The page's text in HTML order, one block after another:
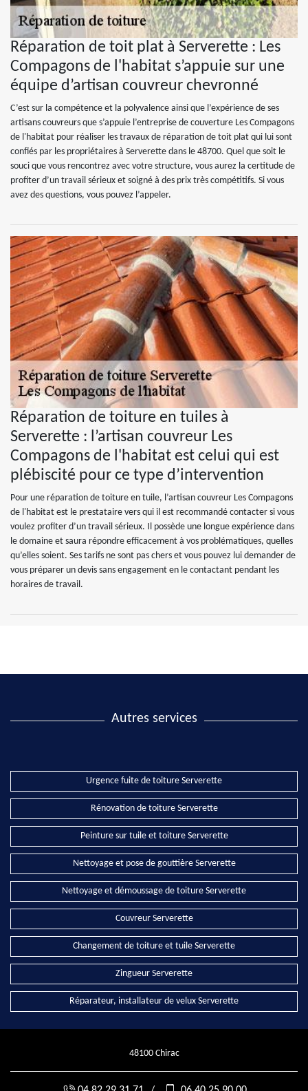
Réparation de toit plat à Serverette : Les
Compagons de l'habitat s’appuie sur une
équipe d’artisan couvreur chevronné
C’est sur la compétence et la polyvalence ainsi que l’expérience de ses
artisans couvreurs que s’appuie l’entreprise de couverture Les Compagons
de l'habitat pour réaliser les travaux de réparation de toit plat qui lui sont
confiés par les propriétaires à Serverette dans le 48700. Quel que soit le
souci que vous rencontrez avec votre structure, vous aurez la certitude de
profiter d’un travail sérieux et soigné à des prix très compétitifs. Si vous
avez des questions, vous pouvez l’appeler.
Réparation de toiture en tuiles à
Serverette : l’artisan couvreur Les
Compagons de l'habitat est celui qui est
plébiscité pour ce type d’intervention
Pour une réparation de toiture en tuile, l’artisan couvreur Les Compagons
de l'habitat est le prestataire vers qui il est recommandé contacter si vous
voulez profiter d’un travail sérieux. Il possède une longue expérience dans
le domaine et saura répondre efficacement à vos problématiques, quelles
qu’elles soient. Ses tarifs ne sont pas chers et vous pouvez lui demander de
vous préparer un devis sans engagement en le contactant pendant les
horaires de travail.
Autres services
Urgence fuite de toiture Serverette
Rénovation de toiture Serverette
Peinture sur tuile et toiture Serverette
Nettoyage et pose de gouttière Serverette
Nettoyage et démoussage de toiture Serverette
Couvreur Serverette
Changement de toiture et tuile Serverette
Zingueur Serverette
Réparateur, installateur de velux Serverette
48100 Chirac